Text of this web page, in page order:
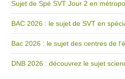
Sujet de Spé SVT Jour 2 en
BAC 2026 : le sujet de SVT en
Bac 2026 : le sujet des centres de
DNB 2026 : découvrez le sujet